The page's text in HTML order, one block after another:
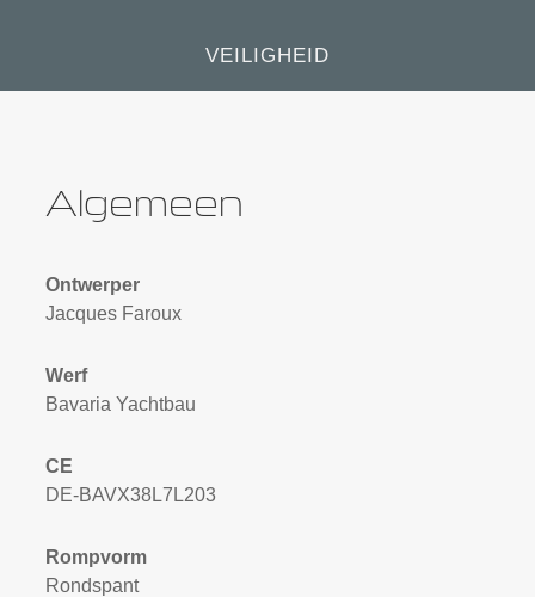
Algemeen
Ontwerper
Jacques Faroux
Werf
Bavaria Yachtbau
CE
DE-BAVX38L7L203
Rompvorm
Rondspant
VEILIGHEID